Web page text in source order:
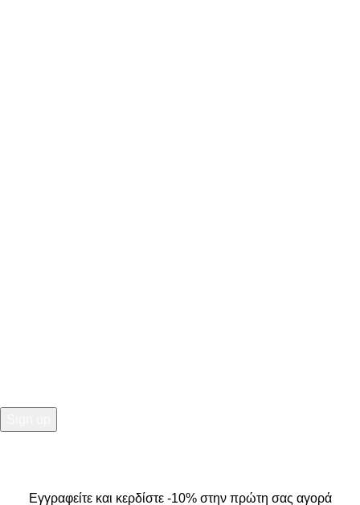
Εγγραφείτε και κερδίστε -10% στην πρώτη σας αγορά